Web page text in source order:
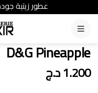
عطور زيتية
القائمة
D&G Pineapple
1.200د.ج